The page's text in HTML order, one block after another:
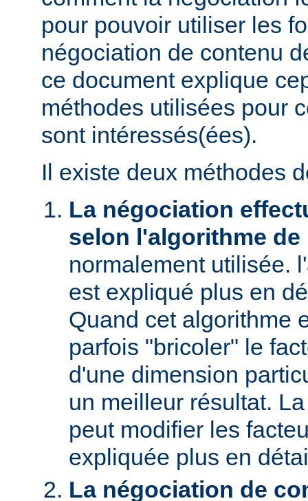
pour pouvoir utiliser les
négociation de contenu
ce document explique
méthodes utilisées pour
sont intéressés(ées).
Il existe deux méthodes
La négociation
selon l'algorithme de
normalement utilisée.
est expliqué plus en
Quand cet algorithme
parfois "bricoler" le
d'une dimension
un meilleur résultat.
peut modifier les
expliquée plus en
La négociation de